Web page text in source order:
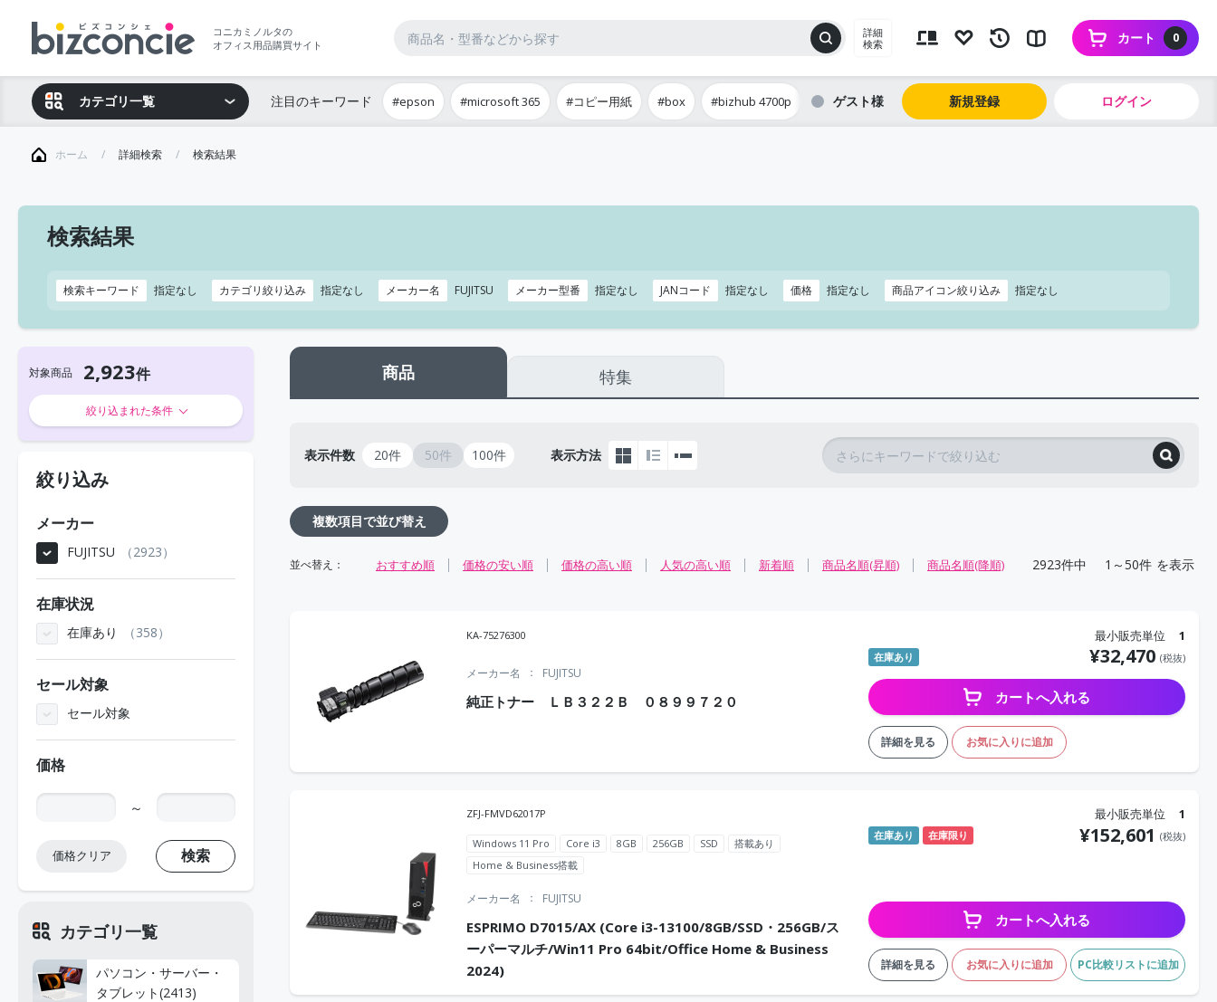
コニカミノルタの
オフィス用品購買サイト
詳細
検索
0
カート
カテゴリ一覧 注目のキーワード #epson #microsoft 365 #コピー用紙 #box #bizhub 4700p ゲスト 新規登録 ログイン
ホーム 詳細検索 検索結果
検索結果
検索キーワード 指定なし カテゴリ絞り込み 指定なし メーカー名 FUJITSU メーカー型番 指定なし JANコード 指定なし 価格 指定なし 商品アイコン絞り込み 指定なし
商品 特集
表示件数 20件 50件 100件 表示方法
複数項目で並び替え
並べ替え： おすすめ順 価格の安い順 価格の高い順 人気の高い順 新着順 商品名順(昇順) 商品名順(降順) 2923件中 1～50件 を表示
KA-75276300
純正トナー ＬＢ３２２Ｂ ０８９９７２０
メーカー名 FUJITSU
最小販売単位 1
在庫あり ¥32,470 (税抜)
カートへ入れる
詳細を見る お気に入りに追加
ZFJ-FMVD62017P
Windows 11 Pro Core i3 8GB 256GB SSD
搭載あり
Home & Business搭載
ESPRIMO D7015/AX (Core i3-13100/8GB/SSD・256GB/ス
ーパーマルチ/Win11 Pro 64bit/Office Home & Business
2024)
メーカー名 FUJITSU
最小販売単位 1
在庫あり 在庫限り ¥152,601 (税抜)
カートへ入れる
詳細を見る お気に入りに追加 PC比較リストに追加
対象商品 2,923
絞り込まれた条件
絞り込み
メーカー
FUJITSU 2923
在庫状況
在庫あり 358
セール対象
セール対象
価格
～
価格クリア 検索
カテゴリ一覧
パソコン・サーバー・
タブレット(2413)